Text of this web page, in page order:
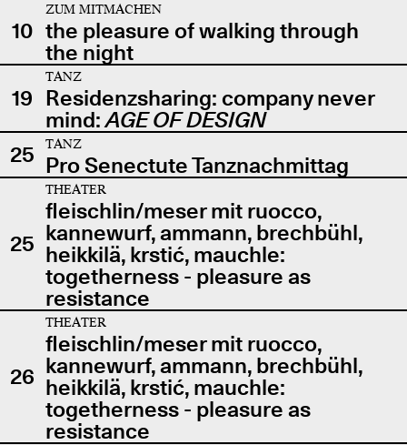
10
ZUM MITMACHEN
the pleasure of walking through
the night
19
TANZ
Residenzsharing: company never
mind:AGE OF DESIGN
25
TANZ
Pro Senectute Tanznachmittag
25
THEATER
fleischlin/meser mit ruocco,
kannewurf, ammann, brechbühl,
heikkilä, krstić, mauchle:
togetherness - pleasure as
resistance
26
THEATER
fleischlin/meser mit ruocco,
kannewurf, ammann, brechbühl,
heikkilä, krstić, mauchle:
togetherness - pleasure as
resistance